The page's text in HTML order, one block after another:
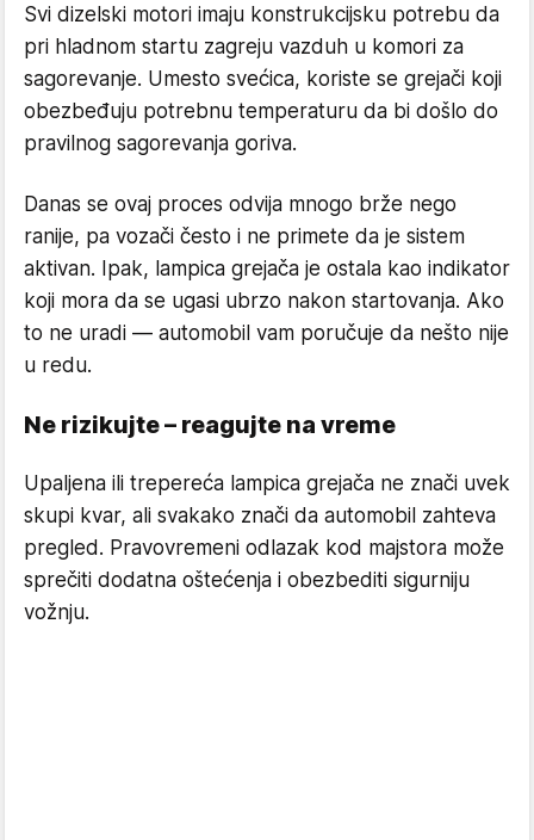
Svi dizelski motori imaju konstrukcijsku potrebu da
pri hladnom startu zagreju vazduh u komori za
sagorevanje. Umesto svećica, koriste se grejači koji
obezbeđuju potrebnu temperaturu da bi došlo do
pravilnog sagorevanja goriva.
Danas se ovaj proces odvija mnogo brže nego
ranije, pa vozači često i ne primete da je sistem
aktivan. Ipak, lampica grejača je ostala kao indikator
koji mora da se ugasi ubrzo nakon startovanja. Ako
to ne uradi — automobil vam poručuje da nešto nije
u redu.
Ne rizikujte – reagujte na vreme
Upaljena ili trepereća lampica grejača ne znači uvek
skupi kvar, ali svakako znači da automobil zahteva
pregled. Pravovremeni odlazak kod majstora može
sprečiti dodatna oštećenja i obezbediti sigurniju
vožnju.